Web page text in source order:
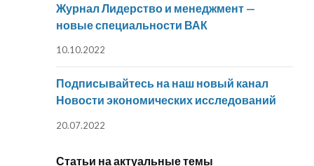
Журнал Лидерство и менеджмент —
новые специальности ВАК
10.10.2022
Подписывайтесь на наш новый канал
Новости экономических исследований
20.07.2022
Статьи на актуальные темы